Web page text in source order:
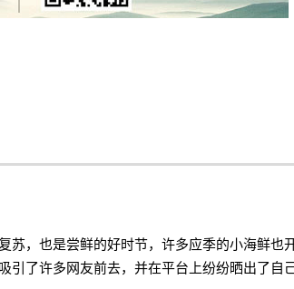
苏，也是尝鲜的好时节，许多应季的小海鲜也
引了许多网友前去，并在平台上纷纷晒出了自